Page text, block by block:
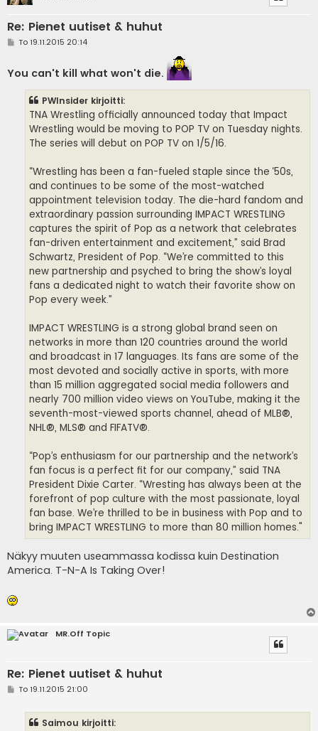
Re: Pienet uutiset & huhut
V
s
t
To 19.11.2015 20:14
You can't kill what won't die.
PWInsider kirjoitti:
TNA Wrestling officially announced today that Impact
Wrestling would be moving to POP TV on Tuesday nights.
The series will debut on POP TV on 1/5/16.
“Wrestling has been a fan-fueled staple since the ‘50s,
and continues to be some of the most-watched
appointment television today. The die-hard fandom and
extraordinary passion surrounding IMPACT WRESTLING
captures the spirit of Pop as a network that celebrates
fan-driven entertainment and excitement,” said Brad
Schwartz, President of Pop. “We’re committed to this
new partnership and psyched to bring the show’s loyal
fans a dedicated night to watch their favorite show on
Pop every week.”
IMPACT WRESTLING is a strong global brand seen on
networks in more than 120 countries around the world
and broadcast in 17 languages. Its fans are some of the
most devoted and socially active in sports, with more
than 15 million aggregated social media followers and
nearly 700 million video views on YouTube, making it the
seventh-most-viewed sports channel, ahead of MLB®,
NHL®, MLS® and FIFATV®.
“Pop’s enthusiasm for our partnership and the network’s
fan focus is a perfect fit for our company,” said TNA
President Dixie Carter. “Wresting has always been at the
forefront of pop culture with the most passionate, loyal
fan base. We’re thrilled to be in business with Pop and to
bring IMPACT WRESTLING to more than 80 million homes."
Näkyy muuten useammassa kodissa kuin Destination
America. T-N-A Is Taking Over!
MR.Off Topic
Re: Pienet uutiset & huhut
VTo 19.11.2015 21:00
Saimou kirjoitti: